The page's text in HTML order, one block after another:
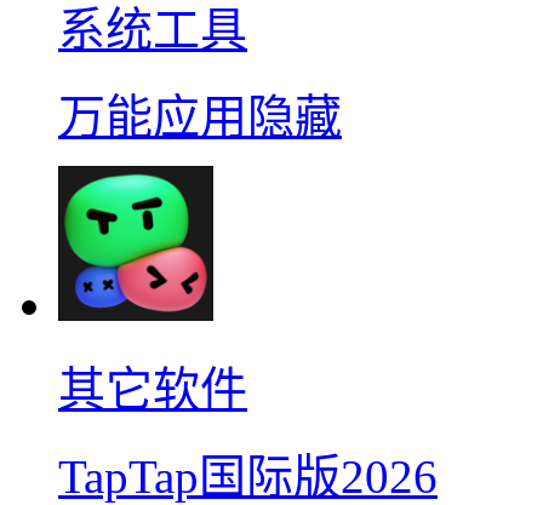
系统工具
万能应用隐藏
其它软件
TapTap国际版2026